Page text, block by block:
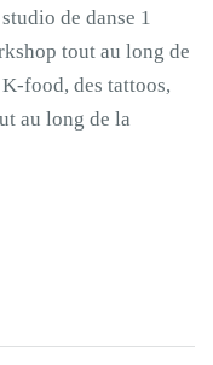
de danse 1
tout au long de
food, des tattoos,
au long de la